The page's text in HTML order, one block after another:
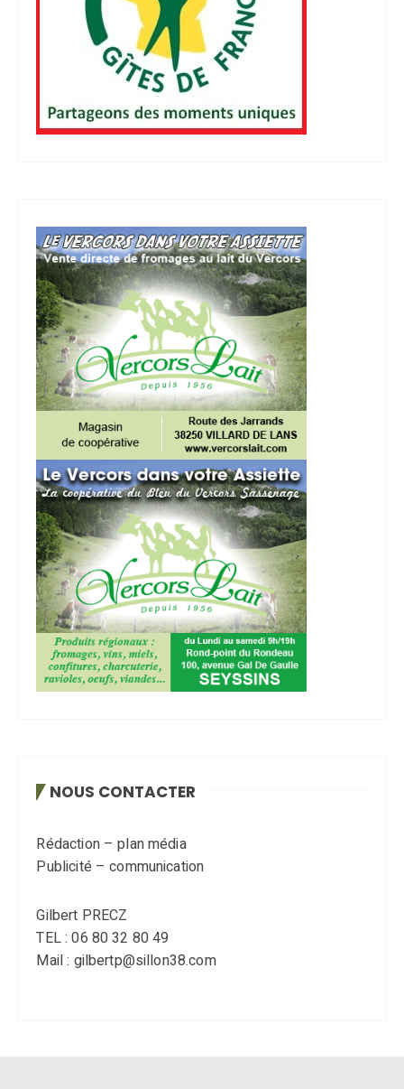
NOUS CONTACTER
Rédaction – plan média
Publicité – communication
Gilbert PRECZ
TEL : 06 80 32 80 49
Mail : gilbertp@sillon38.com